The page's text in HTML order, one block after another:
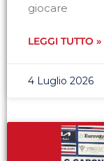
giocare
LEGGI TUTTO »
4 Luglio 2026